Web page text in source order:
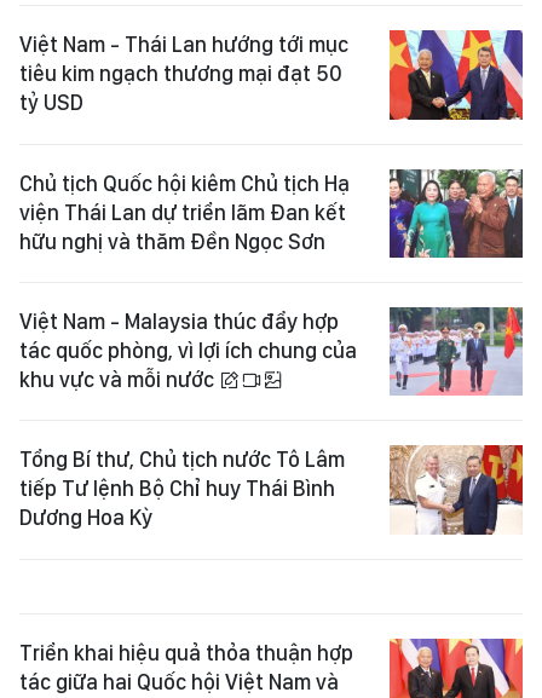
Việt Nam - Thái Lan hướng tới mục
tiêu kim ngạch thương mại đạt 50
tỷ USD
Chủ tịch Quốc hội kiêm Chủ tịch Hạ
viện Thái Lan dự triển lãm Đan kết
hữu nghị và thăm Đền Ngọc Sơn
Việt Nam - Malaysia thúc đẩy hợp
tác quốc phòng, vì lợi ích chung của
khu vực và mỗi nước
Tổng Bí thư, Chủ tịch nước Tô Lâm
tiếp Tư lệnh Bộ Chỉ huy Thái Bình
Dương Hoa Kỳ
Triển khai hiệu quả thỏa thuận hợp
tác giữa hai Quốc hội Việt Nam và